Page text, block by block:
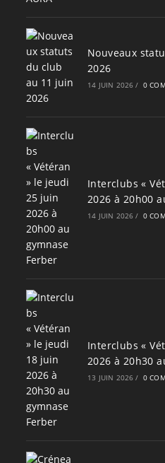
Nouveaux
2026
14 JUIN 2026 / 0
Interclubs «
2026 à 20h00
14 JUIN 2026 / 0
Interclubs «
2026 à 20h30
13 JUIN 2026 / 0